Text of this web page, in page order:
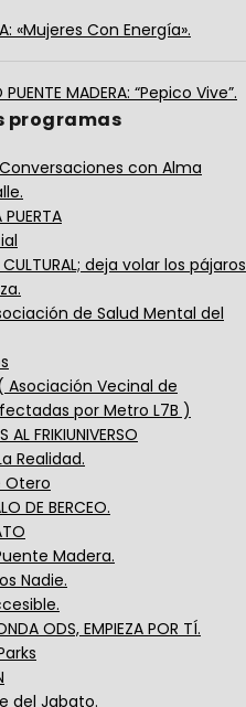
«Mujeres Con Energía».
MADERA: “Pepico Vive”.
programas
con Alma
PUERTA
deja volar los pájaros
de Salud Mental del
( Asociación Vecinal de
por Metro L7B )
AL FRIKIUNIVERSO
Realidad.
Otero
DE BERCEO.
Madera.
Nadie.
ODS, EMPIEZA POR TÍ.
del Jabato.